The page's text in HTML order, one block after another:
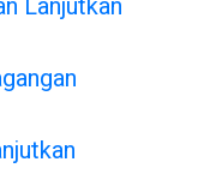
Lanjutkan